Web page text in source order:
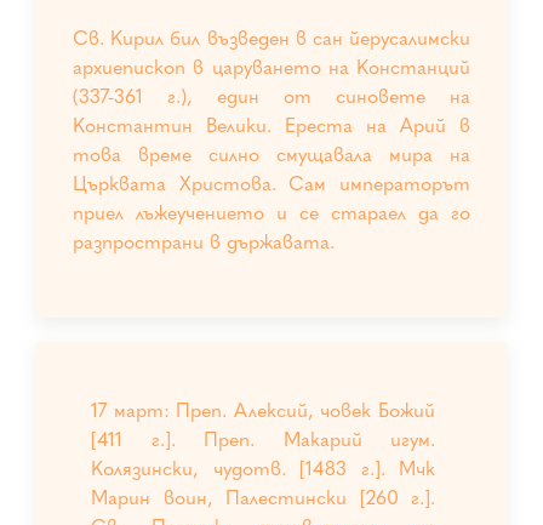
Св. Кирил бил възведен в сан йерусалимски
архиепископ в царуването на Констанций
(337-361 г.), един от синовете на
Константин Велики. Ереста на Арий в
това време силно смущавала мира на
Църквата Христова. Сам императорът
приел лъжеучението и се стараел да го
разпространи в държавата.
17 март: Преп. Алексий, човек Божий
[411 г.]. Преп. Макарий игум.
Колязински, чудотв. [1483 г.]. Мчк
Марин воин, Палестински [260 г.].